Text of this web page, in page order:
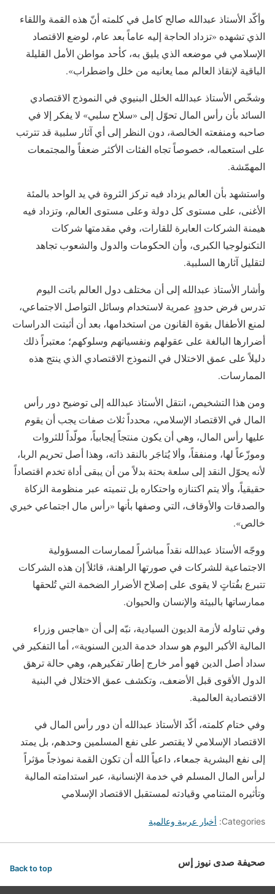
وأكّد الأستاذ عبدالله صالح كامل في كلمته أنّ هذه القمة واللقاء
الذي تشهده «تزداد الحاجة إليه عاماً بعد عام، لوضع الاقتصاد
الإسلامي في موضعه الذي يليق به، كأحد مواطن الأمل القليلة
الباقية لإنقاذ العالم مما يعانيه من خلل واضطراب».
وشخّص الأستاذ عبدالله الخلل البنيوي في النموذج الاقتصادي
السائد بأن رأس المال تحوّل إلى «سلاح سلبي» لا يفكر إلا في
صاحبه ومنفعته الخالصة، دون النظر إلى أي آثار سلبية قد تترتب
على استعماله، خصوصاً تجاه الفئات الأكثر ضعفاً والمجتمعات
المهمّشة.
واستشهد بأن العالم يزداد فيه تركز الثروة في يد الواحد بالمئة
الأغنى، على مستوى كل دولة وعلى مستوى العالم، وتزداد فيه
هيمنة الشركات العابرة للقارات، وفي مقدمتها شركات
التكنولوجيا الكبرى، وأن الحكومات والدول والشعوب تجاهد
لتقليل آثارها السلبية.
وأشار الأستاذ عبدالله إلى أن مختلف دول العالم باتت اليوم
تدرس فرض حدودٍ عمرية لاستخدام وسائل التواصل الاجتماعي،
لمنع الأطفال بقوة القانون من استخدامها، بعد أن أثبتت الدراسات
أضرارها البالغة على عقولهم ونفسياتهم وسلوكهم؛ معتبراً ذلك
دليلاً على عمق الاختلال في النموذج الاقتصادي الذي ينتج هذه
الممارسات.
ومن هذا التشخيص، انتقل الأستاذ عبدالله إلى توضيح دور رأس
المال في الاقتصاد الإسلامي، محدداً ثلاث صفات يجب أن يقوم
عليها رأس المال، وهي أن يكون منتجاً إيجابياً، مولّداً للثروات
وموزّعاً لها، ومنفقاً، وألا يُتاجَر بالنقد ذاته، وهذا أصل تحريم الربا،
لأنه يحوّل النقد إلى سلعة بحتة بدلاً من أن يبقى أداة تخدم اقتصاداً
حقيقياً، وألا يتم اكتنازه واحتكاره بل تنميته عبر منظومة الزكاة
والصدقات والأوقاف، التي وصفها بأنها «رأس مال اجتماعي خيري
خالص».
ووجّه الأستاذ عبدالله نقداً مباشراً لممارسات المسؤولية
الاجتماعية للشركات في صورتها الراهنة، قائلاً إن هذه الشركات
تتبرع بفُتاتٍ لا يقوى على إصلاح الأضرار الضخمة التي تُلحقها
ممارساتها بالبيئة والإنسان والحيوان.
وفي تناوله لأزمة الديون السيادية، نبّه إلى أن «هاجس وزراء
المالية الأكبر اليوم هو سداد خدمة الدين السنوية»، أما التفكير في
سداد أصل الدين فهو أمر خارج إطار تفكيرهم، وهي حالة ترهق
الدول الأقوى قبل الأضعف، وتكشف عمق الاختلال في البنية
الاقتصادية العالمية.
وفي ختام كلمته، أكّد الأستاذ عبدالله أن دور رأس المال في
الاقتصاد الإسلامي لا يقتصر على نفع المسلمين وحدهم، بل يمتد
إلى نفع البشرية جمعاء، داعياً الله أن تكون القمة نموذجاً مؤثراً
لرأس المال المسلم في خدمة الإنسانية، عبر استدامته المالية
وتأثيره المتنامي وقيادته لمستقبل الاقتصاد الإسلامي
Categories: أخبار عربية وعالمية
صحيفة صدى نيوز إس Back to top